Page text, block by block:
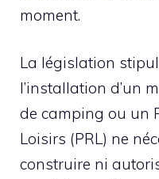
moment.
La législation
l’installation d’un
de camping ou un
Loisirs (PRL) ne
construire ni